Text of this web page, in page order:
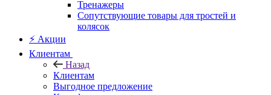
Тренажеры
Сопутствующие товары для тростей и
колясок
⚡ Акции
Клиентам
Назад
Клиентам
Выгодное предложение